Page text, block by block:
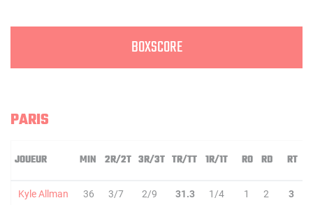
BOXSCORE
PARIS
JOUEUR MIN 2R/2T 3R/3T TR/TT 1R/1T RO RD RT
Kyle Allman 36 3/7 2/9 31.3 1/4 1 2 3